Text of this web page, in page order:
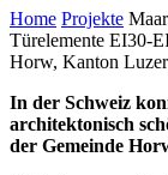
Home Projekte
Türelemente EI30-
Horw, Kanton
In der Schweiz
architektonisch
der Gemeinde